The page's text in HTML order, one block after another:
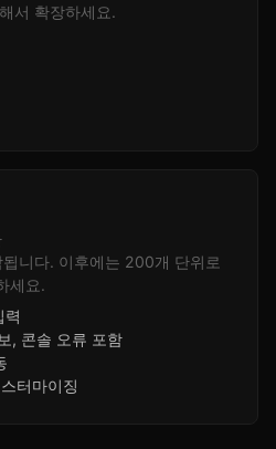
서 확장하세요.
니다. 이후에는 200개 단위로
세요.
력
, 콘솔 오류 포함
터마이징